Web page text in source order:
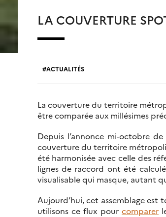
LA COUVERTURE
ACTUALITÉS
La couverture du territoire
être comparée aux millésimes
Depuis l’annonce mi-octobre
couverture du territoire
été harmonisée avec celle des
lignes de raccord ont été
visualisable qui masque, autant
Aujourd’hui, cet assemblage est
utilisons ce flux pourcomparer